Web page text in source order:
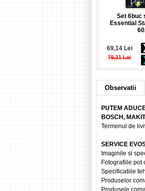
Set 6buc
Essential
69,14 Lei
79,31 Lei
Observatii
PUTEM
BOSCH,
Termenul de
SERVICE
Imaginile si
Fotografiile pot
Specificatiile
Produselor
Produsele